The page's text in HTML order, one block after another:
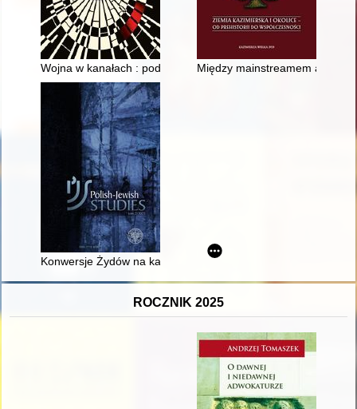
Wojna w kanałach : podziemna walka Warszawy
Między mainstreamem a
Konwersje Żydów na katolicyzm w Generalnym
ROCZNIK 2025